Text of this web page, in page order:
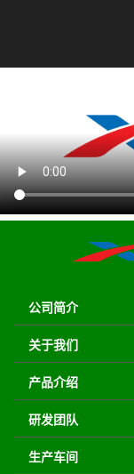
公司简介
关于我们
产品介绍
研发团队
生产车间